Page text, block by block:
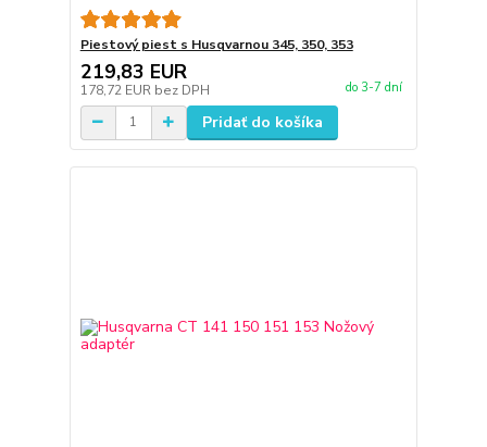
Piestový piest s Husqvarnou 345, 350, 353
219,83 EUR
178,72 EUR bez DPH do 3-7 dní
Pridať do košíka